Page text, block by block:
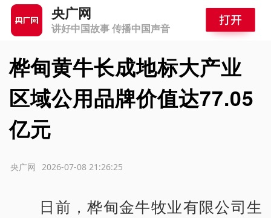
央广网
讲好中国故事 传播中国声音
桦甸黄牛长成地标大产业
区域公用品牌价值达77.05
亿元
2026-07-08 21:26:25
央广网
日前，桦甸金牛牧业有限公司生